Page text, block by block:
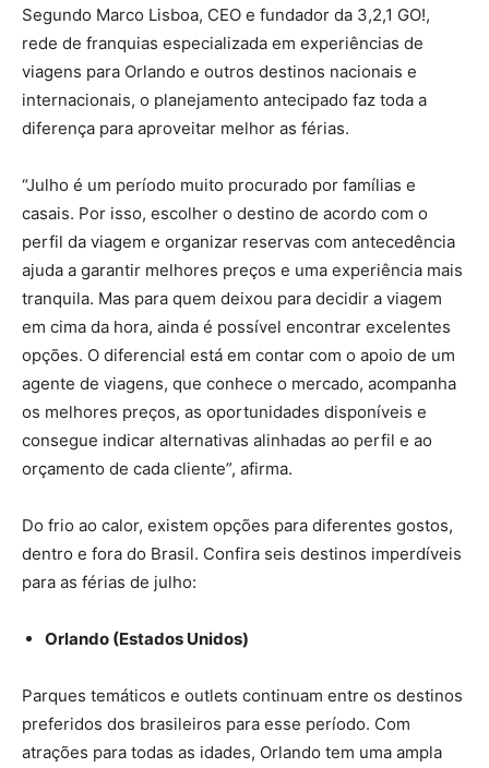
Segundo Marco Lisboa, CEO e fundador da 3,2,1 GO!,
rede de franquias especializada em experiências de
viagens para Orlando e outros destinos nacionais e
internacionais, o planejamento antecipado faz toda a
diferença para aproveitar melhor as férias.
“Julho é um período muito procurado por famílias e
casais. Por isso, escolher o destino de acordo com o
perfil da viagem e organizar reservas com antecedência
ajuda a garantir melhores preços e uma experiência mais
tranquila. Mas para quem deixou para decidir a viagem
em cima da hora, ainda é possível encontrar excelentes
opções. O diferencial está em contar com o apoio de um
agente de viagens, que conhece o mercado, acompanha
os melhores preços, as oportunidades disponíveis e
consegue indicar alternativas alinhadas ao perfil e ao
orçamento de cada cliente”, afirma.
Do frio ao calor, existem opções para diferentes gostos,
dentro e fora do Brasil. Confira seis destinos imperdíveis
para as férias de julho:
Orlando (Estados Unidos)
Parques temáticos e outlets continuam entre os destinos
preferidos dos brasileiros para esse período. Com
atrações para todas as idades, Orlando tem uma ampla